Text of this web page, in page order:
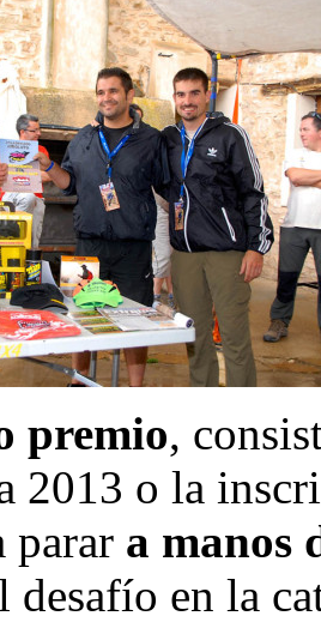
premio,
2013 o la
parar a manos
desafío en la